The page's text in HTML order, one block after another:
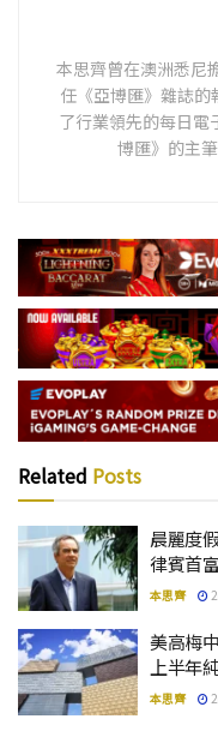
本思齊曾在澳洲悉尼
任《亞博匯》雜誌
了行業領先的每日電
博匯》的主
Related Posts
晨麗度
律賓首
本思齊
美高梅
上半年
本思齊